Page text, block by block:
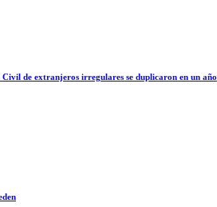
de extranjeros irregulares se duplicaron en un año